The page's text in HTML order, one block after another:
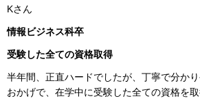
Kさん
情報ビジネス科卒
受験した全ての資格取得
半年間、正直ハードでしたが、丁寧で分か
おかげで、在学中に受験した全ての資格を